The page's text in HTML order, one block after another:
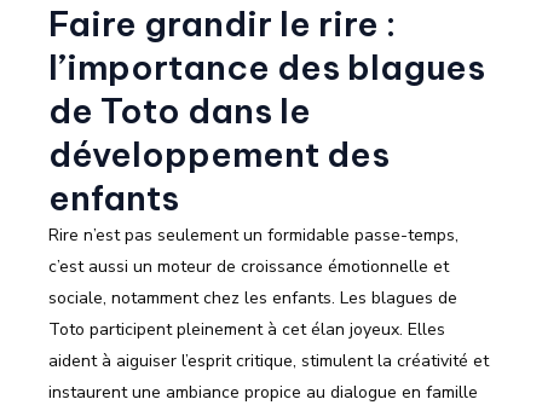
Faire grandir le rire :
l’importance des blagues
de Toto dans le
développement des
enfants
Rire n’est pas seulement un formidable passe-temps,
c’est aussi un moteur de croissance émotionnelle et
sociale, notamment chez les enfants. Les blagues de
Toto participent pleinement à cet élan joyeux. Elles
aident à aiguiser l’esprit critique, stimulent la créativité et
instaurent une ambiance propice au dialogue en famille